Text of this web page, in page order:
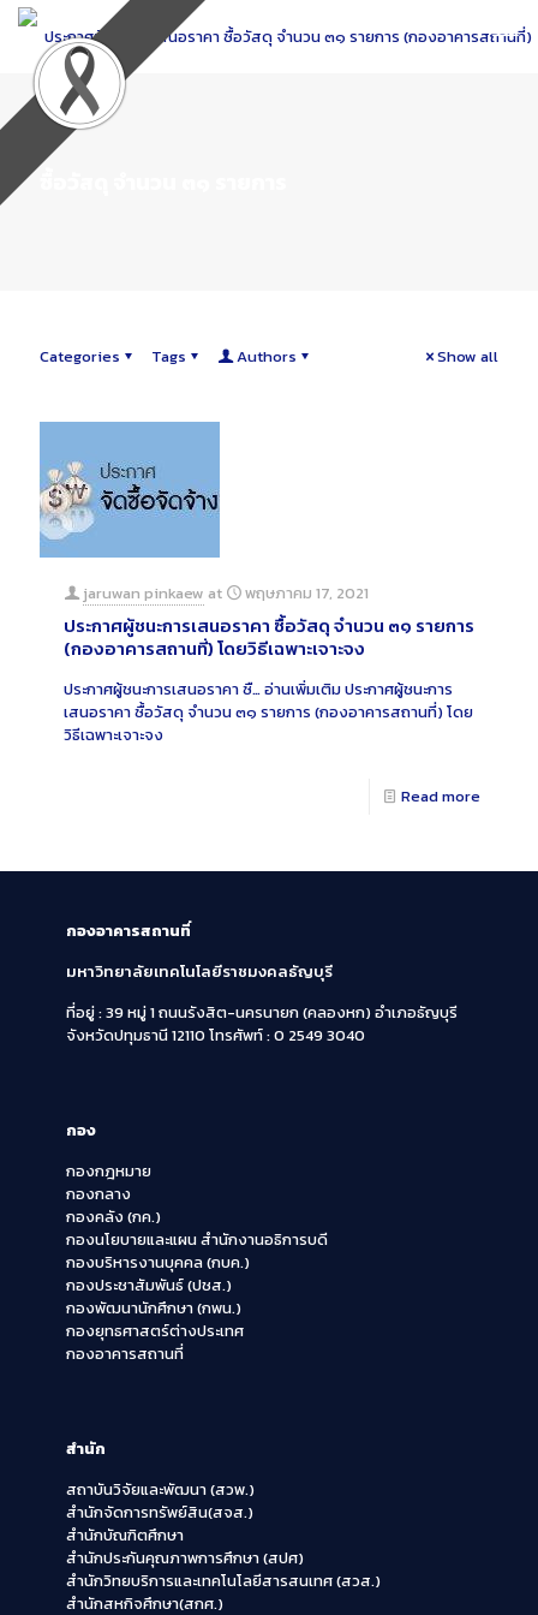
Skip
Content
Categories Tags Authors Show all
jaruwan pinkaew at พฤษภาคม 17, 2021
ประกาศผู้ชนะการเสนอราคา ซื้อวัสดุ จำนวน ๓๑ รายการ
(กองอาคารสถานที่) โดยวิธีเฉพาะเจาะจง
ประกาศผู้ชนะการเสนอราคา ซื…อ่านเพิ่มเติมประกาศผู้ชนะการ
เสนอราคา ซื้อวัสดุ จำนวน ๓๑ รายการ (กองอาคารสถานที่) โดย
วิธีเฉพาะเจาะจง
Read more
กองอาคารสถานที่
มหาวิทยาลัยเทคโนโลยีราชมงคลธัญบุรี
ที่อยู่ : 39 หมู่ 1 ถนนรังสิต-นครนายก (คลองหก)อำเภอธัญบุรี
จังหวัดปทุมธานี 12110 โทรศัพท์ : 0 2549 3040
กอง
กองกฎหมาย
กองกลาง
กองคลัง (กค.)
กองนโยบายและแผน สำนักงานอธิการบดี
กองบริหารงานบุคคล (กบค.)
กองประชาสัมพันธ์ (ปชส.)
กองพัฒนานักศึกษา (กพน.)
กองยุทธศาสตร์ต่างประเทศ
กองอาคารสถานที่
สำนัก
สถาบันวิจัยและพัฒนา (สวพ.)
สำนักจัดการทรัพย์สิน(สจส.)
สำนักบัณฑิตศึกษา
สำนักประกันคุณภาพการศึกษา (สปศ)
สำนักวิทยบริการและเทคโนโลยีสารสนเทศ (สวส.)
สำนักสหกิจศึกษา(สกศ.)